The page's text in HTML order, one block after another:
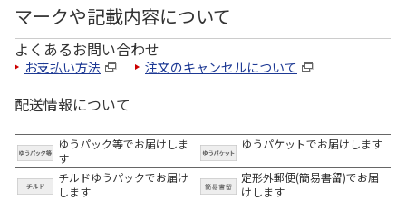
マークや記載内容について
よくあるお問い合わせ
お支払い方法 注文のキャンセルについて
配送情報について
ゆうパック等でお届けしま
す
ゆうパケットでお届けします
チルドゆうパックでお届け
します
定形外郵便(簡易書留)でお届
けします